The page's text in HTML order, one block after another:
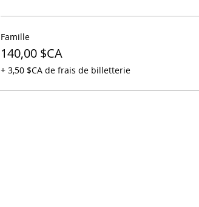
Famille
140,00 $CA
+ 3,50 $CA de frais de billetterie